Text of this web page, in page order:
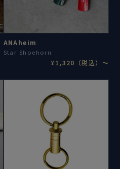
ANAheim
Star Shoehorn
¥1,320（税込）〜